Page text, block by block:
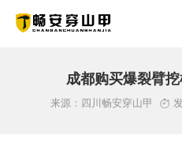
关于我们
成都购买爆裂臂
来源：四川畅安穿山甲